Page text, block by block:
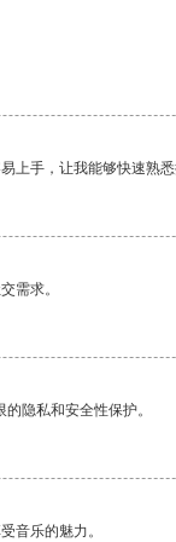
上手，让我能够快速熟
需求。
隐私和安全性保护。
音乐的魅力。